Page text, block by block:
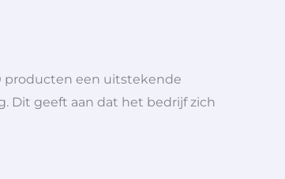
producten een uitstekende
Dit geeft aan dat het bedrijf zich